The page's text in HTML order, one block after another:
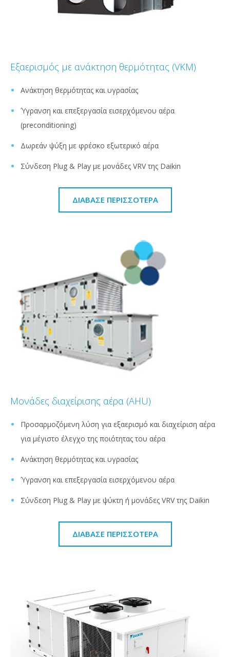
Εξαερισμός με ανάκτηση θερμότητας (VKM)
Ανάκτηση θερμότητας και υγρασίας
Ύγρανση και επεξεργασία εισερχόμενου αέρα
(preconditioning)
Δωρεάν ψύξη με φρέσκο εξωτερικό αέρα
Σύνδεση Plug & Play με μονάδες VRV της Daikin
ΔΙΆΒΑΣΕ ΠΕΡΙΣΣΌΤΕΡΑ
Μονάδες διαχείρισης αέρα (AHU)
Προσαρμοζόμενη λύση για εξαερισμό και διαχείριση αέρα
για μέγιστο έλεγχο της ποιότητας του αέρα
Ανάκτηση θερμότητας και υγρασίας
Ύγρανση και επεξεργασία εισερχόμενου αέρα
Σύνδεση Plug & Play με ψύκτη ή μονάδες VRV της Daikin
ΔΙΆΒΑΣΕ ΠΕΡΙΣΣΌΤΕΡΑ